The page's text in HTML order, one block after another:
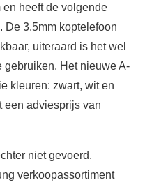
en heeft de volgende
De 3.5mm koptelefoon
uiteraard is het wel
gebruiken. Het nieuwe A-
kleuren: zwart, wit en
een adviesprijs van
niet gevoerd.
verkoopassortiment